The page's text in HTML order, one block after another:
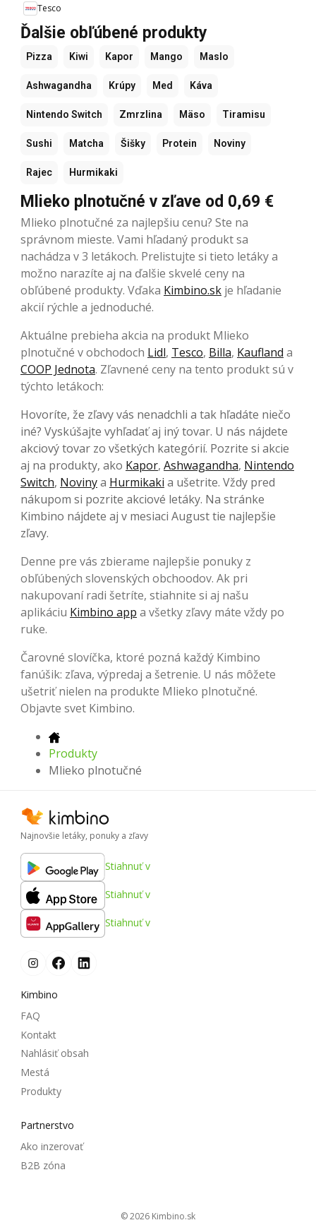
Tesco
Ďalšie obľúbené produkty
Pizza Kiwi Kapor Mango Maslo
Ashwagandha Krúpy Med Káva
Nintendo Switch Zmrzlina Mäso Tiramisu
Sushi Matcha Šišky Protein Noviny
Rajec Hurmikaki
Mlieko plnotučné v zľave od 0,69 €
Mlieko plnotučné za najlepšiu cenu? Ste na
správnom mieste. Vami hľadaný produkt sa
nachádza v 3 letákoch. Prelistujte si tieto letáky a
možno narazíte aj na ďalšie skvelé ceny na
obľúbené produkty. Vďaka Kimbino.sk je hľadanie
akcií rýchle a jednoduché.
Aktuálne prebieha akcia na produkt Mlieko
plnotučné v obchodoch Lidl, Tesco, Billa, Kaufland a
COOP Jednota. Zľavnené ceny na tento produkt sú v
týchto letákoch:
Hovoríte, že zľavy vás nenadchli a tak hľadáte niečo
iné? Vyskúšajte vyhľadať aj iný tovar. U nás nájdete
akciový tovar zo všetkých kategórií. Pozrite si akcie
aj na produkty, ako Kapor, Ashwagandha, Nintendo
Switch, Novinya Hurmikaki a ušetrite. Vždy pred
nákupom si pozrite akciové letáky. Na stránke
Kimbino nájdete aj v mesiaci August tie najlepšie
zľavy.
Denne pre vás zbierame najlepšie ponuky z
obľúbených slovenských obchoodov. Ak pri
nakupovaní radi šetríte, stiahnite si aj našu
aplikáciu Kimbino app a všetky zľavy máte vždy po
ruke.
Čarovné slovíčka, ktoré pozná každý Kimbino
fanúšik: zľava, výpredaj a šetrenie. U nás môžete
ušetriť nielen na produkte Mlieko plnotučné.
Objavte svet Kimbino.
Produkty
Mlieko plnotučné
Najnovšie letáky, ponuky a zľavy
Stiahnuť v
Stiahnuť v
Stiahnuť v
Kimbino
FAQ
Kontakt
Nahlásiť obsah
Mestá
Produkty
Partnerstvo
Ako inzerovať
B2B zóna
© 2026 kimbino.sk